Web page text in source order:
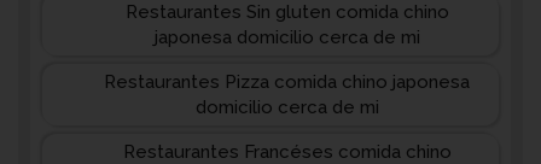
Restaurantes Sin gluten comida chino
japonesa domicilio cerca de mi
Restaurantes Pizza comida chino japonesa
domicilio cerca de mi
Restaurantes Francéses comida chino